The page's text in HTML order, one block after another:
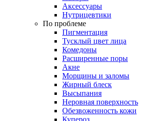
Аксессуары
Нутрицевтики
По проблеме
Пигментация
Тусклый цвет лица
Комедоны
Расширенные поры
Акне
Морщины и заломы
Жирный блеск
Высыпания
Неровная поверхность
Обезвоженность кожи
Купероз